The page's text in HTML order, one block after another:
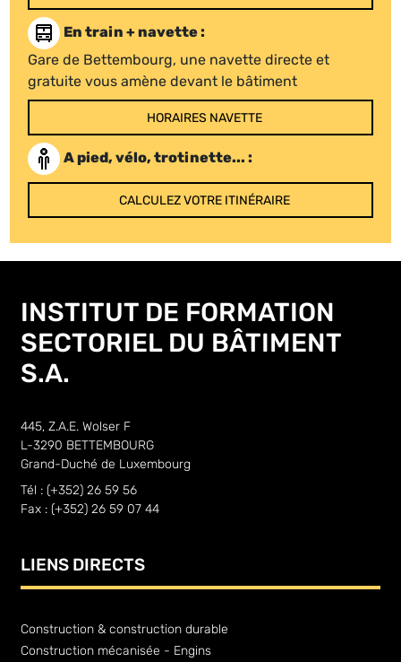
En train + navette :
Gare de Bettembourg, une navette directe et
gratuite vous amène devant le bâtiment
HORAIRES NAVETTE
A pied, vélo, trotinette... :
CALCULEZ VOTRE ITINÉRAIRE
INSTITUT DE FORMATION
SECTORIEL DU BÂTIMENT
S.A.
445, Z.A.E. Wolser F
L-3290 BETTEMBOURG
Grand-Duché de Luxembourg
Tél : (+352) 26 59 56
Fax : (+352) 26 59 07 44
LIENS DIRECTS
Construction & construction durable
Construction mécanisée - Engins